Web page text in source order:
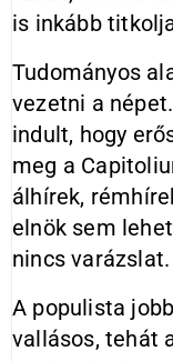
is inkább
Tudományos
vezetni a
indult, hogy
meg a
álhírek,
elnök sem
nincs varázslat.
A populista
vallásos, tehát